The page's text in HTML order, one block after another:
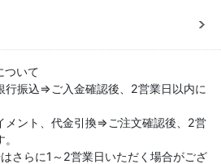
ついて
行振込⇒ご入金確認後、2営業日以内に
メント、代金引換⇒ご注文確認後、2営
さらに1～2営業日いただく場合がござ